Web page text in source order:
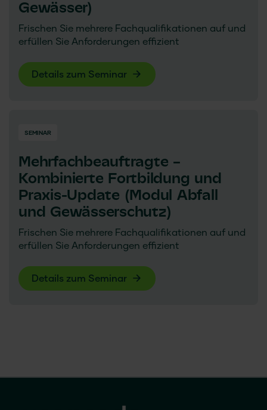
Gewässer)
Frischen Sie mehrere Fachqualifikationen auf und
erfüllen Sie Anforderungen effizient
Details zum Seminar
SEMINAR
Mehrfachbeauftragte –
Kombinierte Fortbildung und
Praxis-Update (Modul Abfall
und Gewässerschutz)
Frischen Sie mehrere Fachqualifikationen auf und
erfüllen Sie Anforderungen effizient
Details zum Seminar